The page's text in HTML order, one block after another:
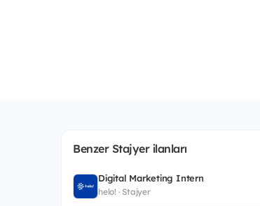
Benzer Stajyer ilanları
Digital Marketing Intern
helo! · Stajyer